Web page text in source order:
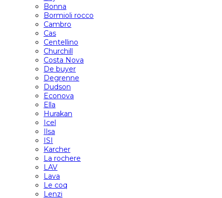
Bonna
Bormioli rocco
Cambro
Cas
Centellino
Churchill
Costa Nova
De buyer
Degrenne
Dudson
Econova
Ella
Hurakan
Icel
Ilsa
ISI
Karcher
La rochere
LAV
Lava
Le coq
Lenzi